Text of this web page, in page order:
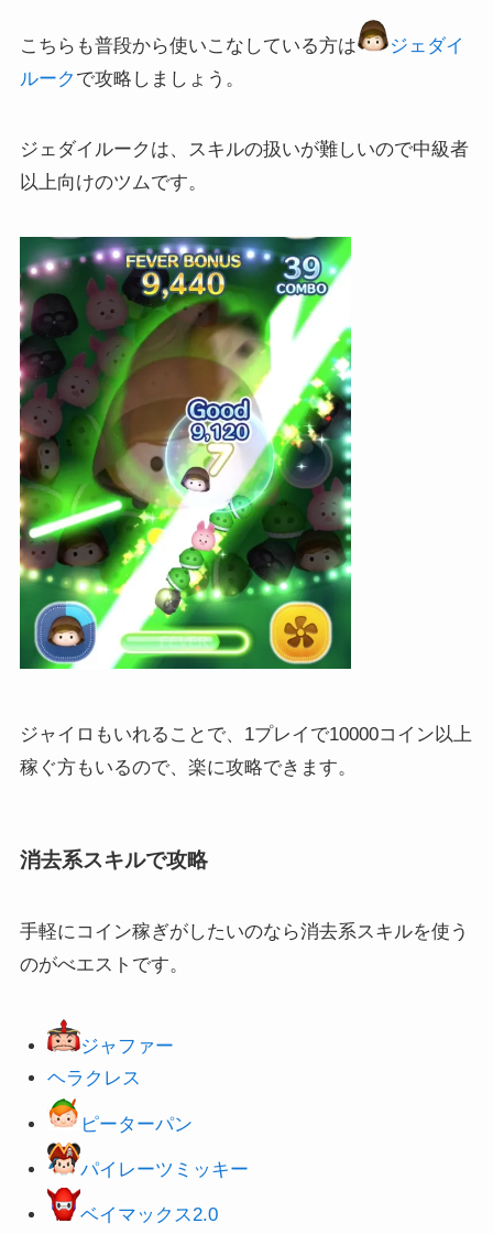
こちらも普段から使いこなしている方は
ジェダイ
ルーク で攻略しましょう。
ジェダイルークは、スキルの扱いが難しいので中級者
以上向けのツムです。
ジャイロもいれることで、1プレイで10000コイン以上
稼ぐ方もいるので、楽に攻略できます。
消去系スキルで攻略
手軽にコイン稼ぎがしたいのなら消去系スキルを使う
のがべエストです。
ジャファー
ヘラクレス
ピーターパン
パイレーツミッキー
ベイマックス2.0